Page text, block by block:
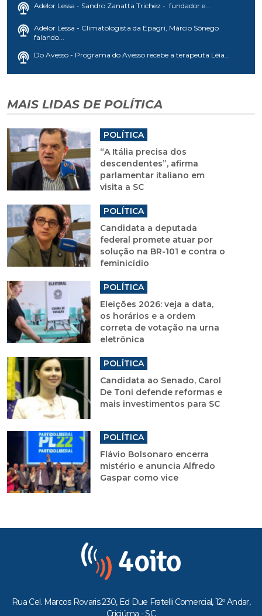
Adelor Lessa - Sandro Zanatta Trichez - fundador e...
Adelor Lessa - Climatologista da Epagri, Márcio Sônego
falando...
Do Avesso - Programa do Avesso recebe a terapeuta Léia...
MAIS LIDAS DE POLÍTICA
POLÍTICA
“A Itália precisa dos
descendentes”, afirma
parlamentar italiano em
visita a SC
POLÍTICA
Candidata a deputada
federal promete atuar por
solução na BR-101 e contra o
feminicídio
POLÍTICA
Eleições 2026: veja a data,
os horários e a ordem
correta de votação na urna
eletrônica
POLÍTICA
Candidata ao Senado, Carol
De Toni defende reformas e
mais investimentos para SC
POLÍTICA
Flávio Bolsonaro encerra
mistério e anuncia Alfredo
Gaspar como vice
Rua Cel. Marcos Rovaris 230, Ed Due Fratelli Comercial, 12º Andar,
Criciúma - SC